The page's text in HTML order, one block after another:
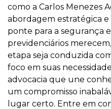
como a Carlos Menezes
abordagem estratégica
ponte para a segurança
previdenciários
etapa seja conduzida
foco em suas
advocacia que une
um compromisso
lugar certo. Entre em